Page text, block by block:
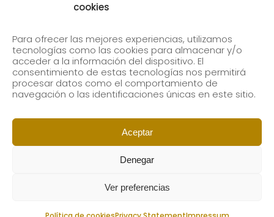
cookies
Para ofrecer las mejores experiencias, utilizamos
tecnologías como las cookies para almacenar y/o
acceder a la información del dispositivo. El
consentimiento de estas tecnologías nos permitirá
procesar datos como el comportamiento de
navegación o las identificaciones únicas en este sitio.
Aceptar
Denegar
Ver preferencias
Subscribe to our newsletter to receive our news by
email.